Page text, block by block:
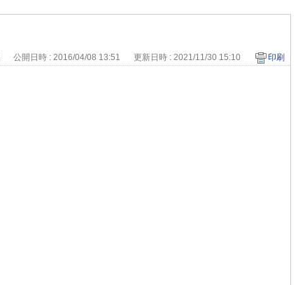
公開日時 : 2016/04/08 13:51 更新日時 : 2021/11/30 15:10 印刷